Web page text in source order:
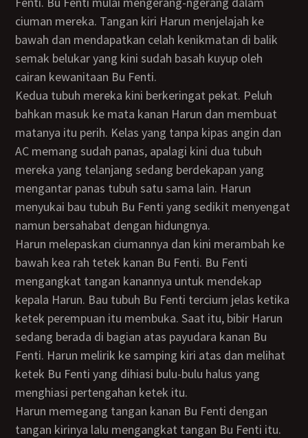
ciuman mereka. Tangan kiri Harun menjelajah ke
bawah dan mendapatkan celah kenikmatan di balik
semak belukar yang kini sudah basah kuyup oleh
cairan kewanitaan Bu Fenti.
Kedua tubuh mereka kini berkeringat pekat. Peluh
bahkan masuk ke mata kanan Harun dan membuat
matanya itu perih. Kelas yang tanpa kipas angin dan
AC memang sudah panas, apalagi kini dua tubuh
mereka yang telanjang sedang berdekapan yang
mengantar panas tubuh satu sama lain. Harun
menyukai bau tubuh Bu Fenti yang sedikit menyengat
namun bersahabat dengan hidungnya.
Harun melepaskan ciumannya dan kini merambah ke
bawah kea rah tetek kanan Bu Fenti. Bu Fenti
mengangkat tangan kanannya untuk mendekap
kepala Harun. Bau tubuh Bu Fenti tercium jelas ketika
ketek perempuan itu membuka. Saat itu, bibir Harun
sedang berada di bagian atas payudara kanan Bu
Fenti. Harun melirik ke samping kiri atas dan melihat
ketek Bu Fenti yang dihiasi bulu-bulu halus yang
menghiasi pertengahan ketek itu.
Harun memegang tangan kanan Bu Fenti dengan
tangan kirinya lalu mengangkat tangan Bu Fenti itu.